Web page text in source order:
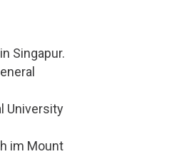
Singapur.
University
im Mount